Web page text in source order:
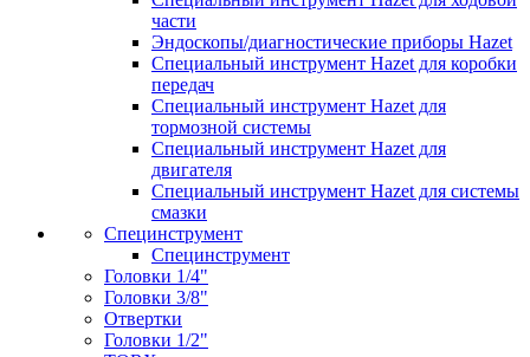
части
Эндоскопы/диагностические приборы Hazet
Специальный инструмент Hazet для коробки
передач
Специальный инструмент Hazet для
тормозной системы
Специальный инструмент Hazet для
двигателя
Специальный инструмент Hazet для системы
смазки
Специнструмент
Специнструмент
Головки 1/4"
Головки 3/8"
Отвертки
Головки 1/2"